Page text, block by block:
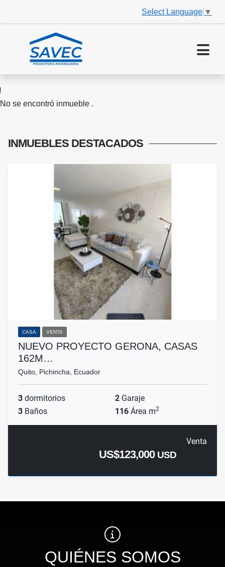
Select Language ▼
No se encontró inmueble .
INMUEBLES DESTACADOS
CASA VENTA
NUEVO PROYECTO GERONA, CASAS
162M…
Quito, Pichincha, Ecuador
3 dormitorios 2 Garaje
3 Baños 116 Área m2
Venta
US$123,000 USD
QUIÉNES SOMOS